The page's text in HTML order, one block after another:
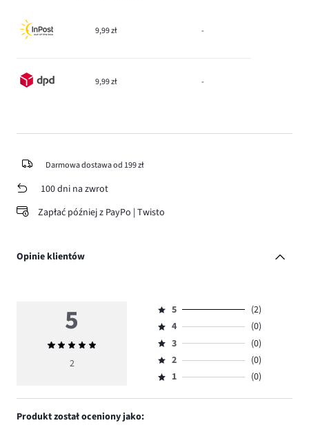
9,99 zł -
9,99 zł -
Darmowa dostawa od 199 zł
100 dni na zwrot
Zapłać później z PayPo | Twisto
Opinie klientów
5
Średnia
ocena
2
Ocena
5,
ilość
głosów
2.
5
(2)
Ocena
4,
ilość
głosów
4
(0)
Ocena
3,
ilość
3
(0)
Ocena
2,
2
(0)
Ocena
1,
1 (0)
Produkt został oceniony jako: